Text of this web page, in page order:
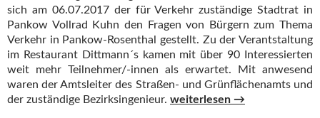
sich am 06.07.2017 der für Verkehr zuständige Stadtrat in
Pankow Vollrad Kuhn den Fragen von Bürgern zum Thema
Verkehr in Pankow-Rosenthal gestellt. Zu der Verantstaltung
im Restaurant Dittmann´s kamen mit über 90 Interessierten
weit mehr Teilnehmer/-innen als erwartet. Mit anwesend
waren der Amtsleiter des Straßen- und Grünflächenamts und
der zuständige Bezirksingenieur. Bürgersprechstunde mit
weiterlesen →